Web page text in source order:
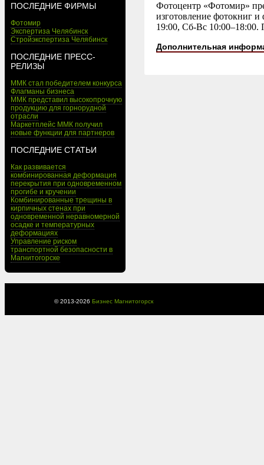
ПОСЛЕДНИЕ ФИРМЫ
Фотомир
Экспертиза Челябинск
Стройэкспертиза Челябинск
ПОСЛЕДНИЕ ПРЕСС-
РЕЛИЗЫ
ММК стал победителем конкурса
Флагманы бизнеса
ММК представил высокопрочную
продукцию для горнорудной
отрасли
Маркетплейс ММК получил
новые функции для партнеров
ПОСЛЕДНИЕ СТАТЬИ
Как развивается
комбинированная деформация
перекрытия при одновременном
прогибе и кручении
Комбинированные трещины в
кирпичных стенах при
одновременной неравномерной
осадке и температурных
деформациях
Управление риском
транспортной безопасности в
Магнитогорске
Фотоцентр «Фотомир»
изготовление фотокниг
19:00, Сб-Вс 10:00–18:00.
Дополнительная
© 2013-2026 Бизнес Магнитогорск